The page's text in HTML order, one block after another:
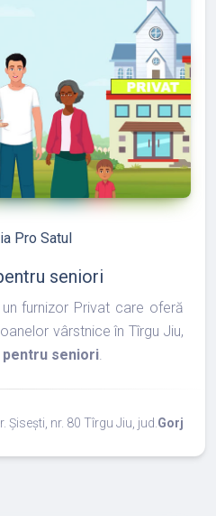
edit
Pro Satul
seniori
furnizor Privat care oferă
vârstnice în Tîrgu Jiu,
pentru seniori.
Șisești, nr. 80 Tîrgu Jiu, jud. Gorj